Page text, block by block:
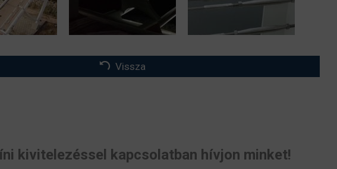
Vissza
kivitelezéssel kapcsolatban hívjon minket!